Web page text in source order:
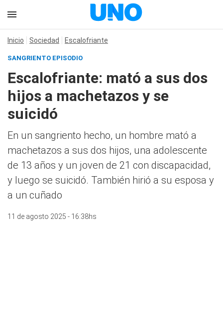
Inicio Sociedad Escalofriante
SANGRIENTO EPISODIO
Escalofriante: mató a sus dos
hijos a machetazos y se
suicidó
En un sangriento hecho, un hombre mató a
machetazos a sus dos hijos, una adolescente
de 13 años y un joven de 21 con discapacidad,
y luego se suicidó. También hirió a su esposa y
a un cuñado
11 de agosto 2025 - 16:38hs